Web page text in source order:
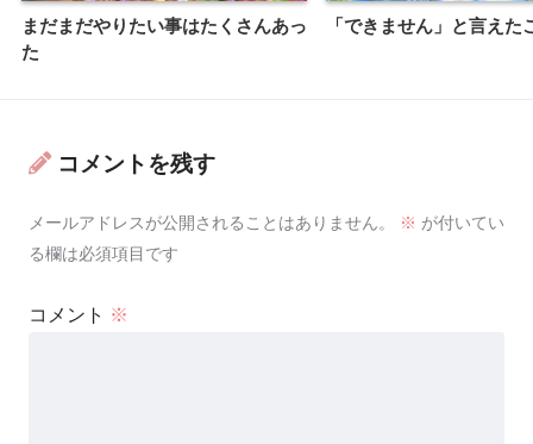
まだまだやりたい事はたくさんあっ
た
「できません」と言えた
コメントを残す
メールアドレスが公開されることはありません。 ※ が付いてい
る欄は必須項目です
コメント ※